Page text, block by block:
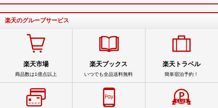
楽天のグループサービス
楽天市場
商品数は1億点以上
楽天ブックス
いつでも全品送料無料
楽天トラベル
簡単宿泊予約！